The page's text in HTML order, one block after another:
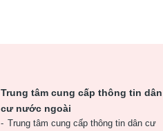
Trung tâm cung cấp thông tin dân
cư nước ngoài
Trung tâm cung cấp thông tin dân cư